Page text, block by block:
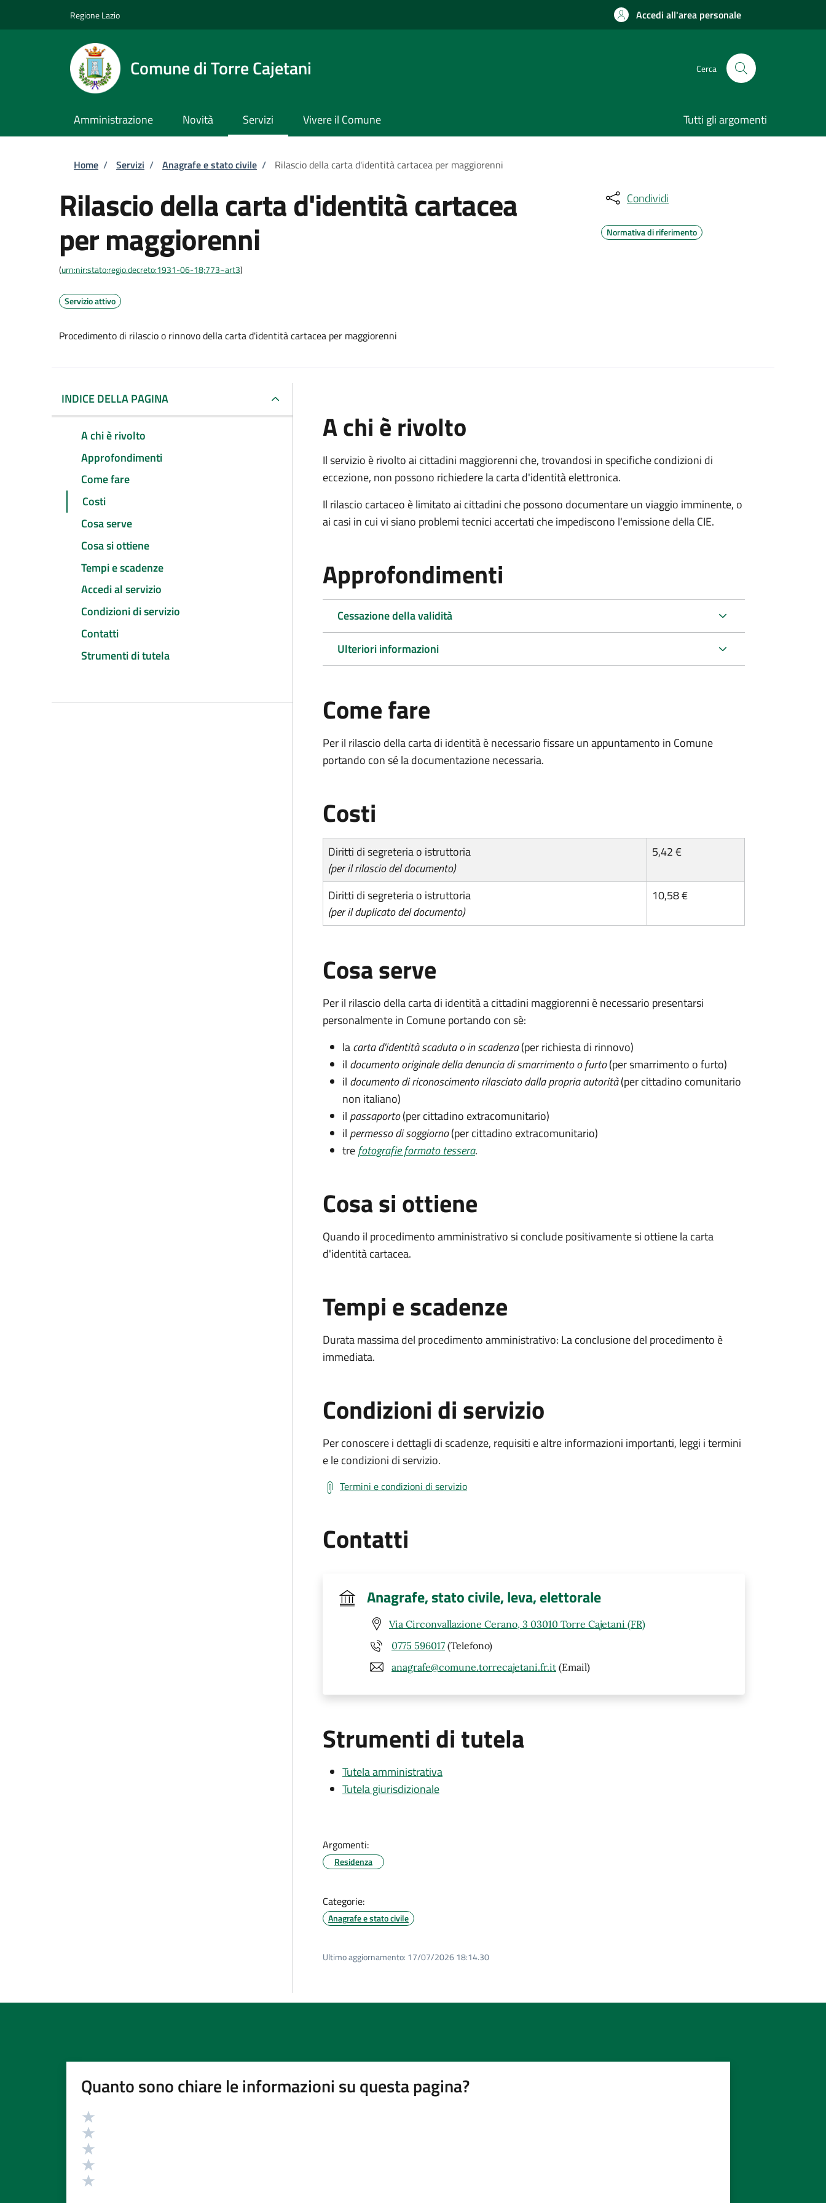
Regione Lazio Accedi all'area personale
Comune di Torre Cajetani Cerca
Amministrazione Novità Servizi Vivere il Comune Tutti gli argomenti
Briciole di pane
Home / Servizi / Anagrafe e stato civile / Rilascio della carta d'identità cartacea per maggiorenni
Rilascio della carta d'identità cartacea
per maggiorenni
(urn:nir:stato:regio.decreto:1931-06-18;773~art3)
Servizio attivo
Procedimento di rilascio o rinnovo della carta d'identità cartacea per maggiorenni
Condividi
Normativa di riferimento
INDICE DELLA PAGINA
A chi è rivolto
Approfondimenti
Come fare
Costi
Cosa serve
Cosa si ottiene
Tempi e scadenze
Accedi al servizio
Condizioni di servizio
Contatti
Strumenti di tutela
A chi è rivolto
Il servizio è rivolto ai cittadini maggiorenni che, trovandosi in specifiche condizioni di
eccezione, non possono richiedere la carta d'identità elettronica.
Il rilascio cartaceo è limitato ai cittadini che possono documentare un viaggio imminente, o
ai casi in cui vi siano problemi tecnici accertati che impediscono l'emissione della CIE.
Approfondimenti
Cessazione della validità
Ulteriori informazioni
Come fare
Per il rilascio della carta di identità è necessario fissare un appuntamento in Comune
portando con sé la documentazione necessaria.
Costi
Diritti di segreteria o istruttoria
(per il rilascio del documento)
5,42 €
Diritti di segreteria o istruttoria
(per il duplicato del documento)
10,58 €
Cosa serve
Per il rilascio della carta di identità a cittadini maggiorenni è necessario presentarsi
personalmente in Comune portando con sè:
lacarta d'identità scaduta o in scadenza(per richiesta di rinnovo)
il documento originale della denuncia di smarrimento o furto(per smarrimento o furto)
il documento di riconoscimento rilasciato dalla propria autorità(per cittadino comunitario
non italiano)
il passaporto(per cittadino extracomunitario)
il permesso di soggiorno(per cittadino extracomunitario)
trefotografie formato tessera.
Cosa si ottiene
Quando il procedimento amministrativo si conclude positivamente si ottiene la carta
d'identità cartacea.
Tempi e scadenze
Durata massima del procedimento amministrativo: La conclusione del procedimento è
immediata.
Condizioni di servizio
Per conoscere i dettagli di scadenze, requisiti e altre informazioni importanti, leggi i termini
e le condizioni di servizio.
Termini e condizioni di servizio
Contatti
Anagrafe, stato civile, leva, elettorale
Via Circonvallazione Cerano, 3 03010 Torre Cajetani (FR)
0775 596017 (Telefono)
anagrafe@comune.torrecajetani.fr.it (Email)
Strumenti di tutela
Tutela amministrativa
Tutela giurisdizionale
Argomenti:
Residenza
Categorie:
Anagrafe e stato civile
Ultimo aggiornamento: 17/07/2026 18:14.30
Quanto sono chiare le informazioni su questa pagina?
Valutazione